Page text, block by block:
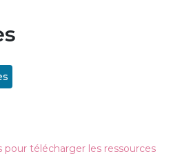
pour télécharger les ressources